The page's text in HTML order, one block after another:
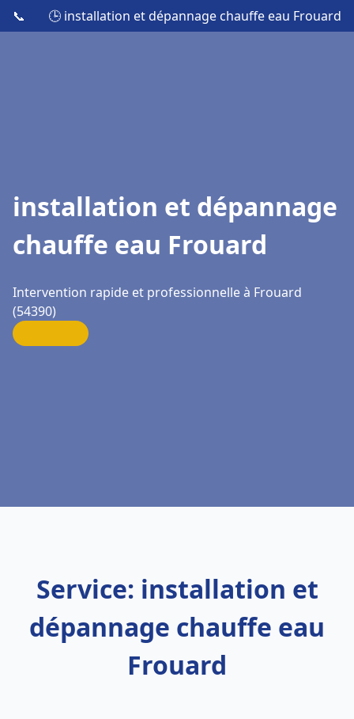
📞 🕒 installation et dépannage chauffe eau Frouard
installation et dépannage
chauffe eau Frouard
Intervention rapide et professionnelle à Frouard
(54390)
Service: installation et
dépannage chauffe eau
Frouard